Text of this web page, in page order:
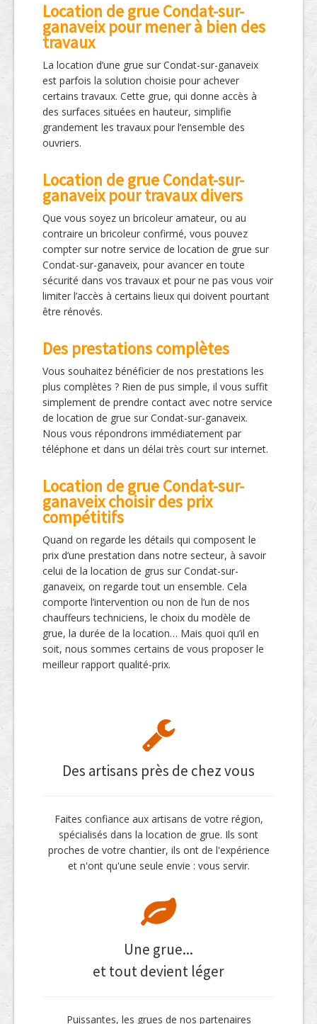
Location de grue Condat-sur-
ganaveix pour mener à bien des
travaux
La location d’une grue sur Condat-sur-ganaveix
est parfois la solution choisie pour achever
certains travaux. Cette grue, qui donne accès à
des surfaces situées en hauteur, simplifie
grandement les travaux pour l’ensemble des
ouvriers.
Location de grue Condat-sur-
ganaveix pour travaux divers
Que vous soyez un bricoleur amateur, ou au
contraire un bricoleur confirmé, vous pouvez
compter sur notre service de location de grue sur
Condat-sur-ganaveix, pour avancer en toute
sécurité dans vos travaux et pour ne pas vous voir
limiter l’accès à certains lieux qui doivent pourtant
être rénovés.
Des prestations complètes
Vous souhaitez bénéficier de nos prestations les
plus complètes ? Rien de pus simple, il vous suffit
simplement de prendre contact avec notre service
de location de grue sur Condat-sur-ganaveix.
Nous vous répondrons immédiatement par
téléphone et dans un délai très court sur internet.
Location de grue Condat-sur-
ganaveix choisir des prix
compétitifs
Quand on regarde les détails qui composent le
prix d’une prestation dans notre secteur, à savoir
celui de la location de grus sur Condat-sur-
ganaveix, on regarde tout un ensemble. Cela
comporte l’intervention ou non de l’un de nos
chauffeurs techniciens, le choix du modèle de
grue, la durée de la location… Mais quoi qu’il en
soit, nous sommes certains de vous proposer le
meilleur rapport qualité-prix.
Des artisans près de chez vous
Faites confiance aux artisans de votre région,
spécialisés dans la location de grue. Ils sont
proches de votre chantier, ils ont de l'expérience
et n'ont qu'une seule envie : vous servir.
Une grue...
et tout devient léger
Puissantes, les grues de nos partenaires